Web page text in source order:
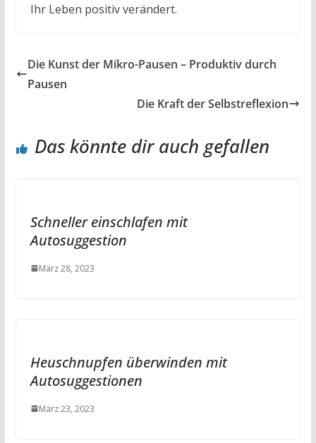
Ihr Leben positiv verändert.
Die Kunst der Mikro-Pausen – Produktiv durch
Pausen
Die Kraft der Selbstreflexion
Das könnte dir auch gefallen
Schneller einschlafen mit
Autosuggestion
März 28, 2023
Heuschnupfen überwinden mit
Autosuggestionen
März 23, 2023